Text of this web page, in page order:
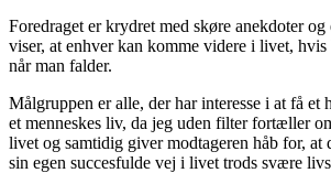
Foredraget er krydret med skøre anekdoter
viser, at enhver kan komme videre i livet, hvis
når man falder.
Målgruppen er alle, der har interesse i at få
et menneskes liv, da jeg uden filter fortæller
livet og samtidig giver modtageren håb for, at
sin egen succesfulde vej i livet trods svære